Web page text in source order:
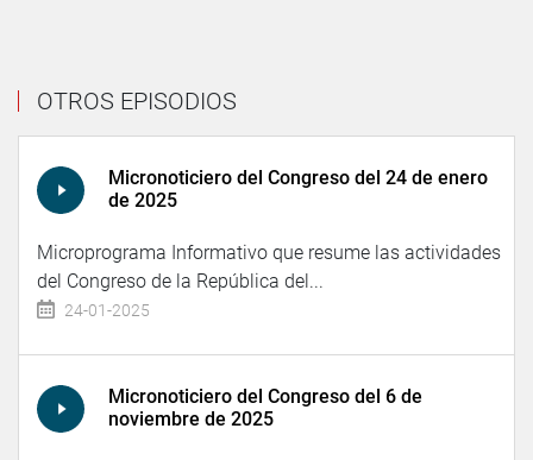
OTROS EPISODIOS
Micronoticiero del Congreso del 24 de enero
de 2025
Microprograma Informativo que resume las actividades
del Congreso de la República del...
24-01-2025
Micronoticiero del Congreso del 6 de
noviembre de 2025